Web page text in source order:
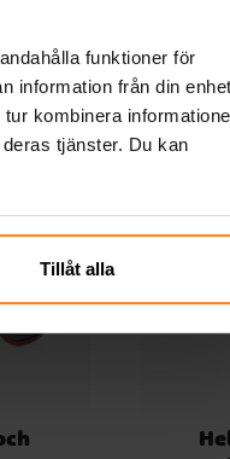
funktioner för
information från din enhet
kombinera
tjänster. Du kan
Tillåt alla